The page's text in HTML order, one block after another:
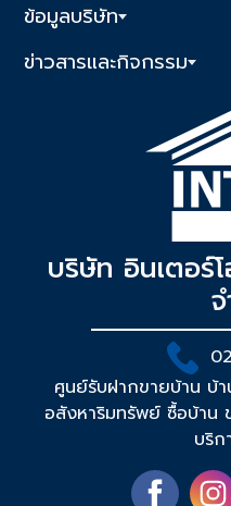
ข้อมูลบริษัท
ข่าวสารและกิจกรรม
บริษัท อินเตอร์
ศูนย์รับฝากขายบ้าน บ้
อสังหาริมทรัพย์ ซื้อบ้าน
บริก